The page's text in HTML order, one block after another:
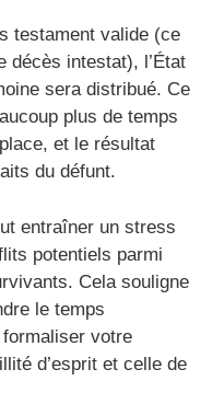
testament valide (ce
décès intestat), l’État
sera distribué. Ce
plus de temps
et le résultat
du défunt.
entraîner un stress
potentiels parmi
Cela souligne
le temps
votre
d’esprit et celle de